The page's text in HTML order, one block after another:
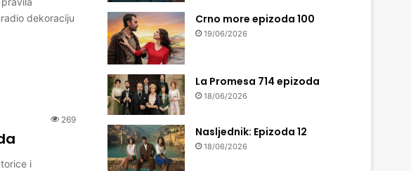
dekoraciju
269
i
Crno more epizoda 100
19/06/2026
La Promesa 714 epizoda
18/06/2026
Nasljednik: Epizoda 12
18/06/2026